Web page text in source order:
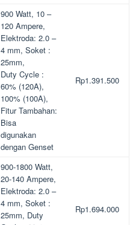
900 Watt, 10 –
120 Ampere,
Elektroda: 2.0 –
4 mm, Soket :
25mm,
Duty Cycle :
60% (120A),
100% (100A),
Fitur Tambahan:
Bisa
digunakan
dengan Genset
Rp1.391.500
900-1800 Watt,
20-140 Ampere,
Elektroda: 2.0 –
4 mm, Soket :
25mm, Duty
Rp1.694.000